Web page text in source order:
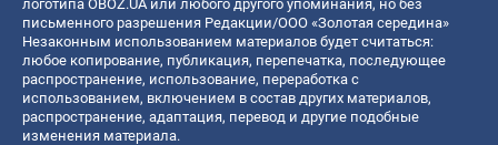
логотипа OBOZ.UA или любого другого упоминания, но без
письменного разрешения Редакции/ООО «Золотая середина»
Незаконным использованием материалов будет считаться:
любое копирование, публикация, перепечатка, последующее
распространение, использование, переработка с
использованием, включением в состав других материалов,
распространение, адаптация, перевод и другие подобные
изменения материала.